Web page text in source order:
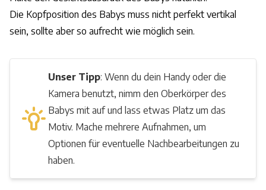
Die Kopfposition des Babys muss nicht perfekt vertikal
sein, sollte aber so aufrecht wie möglich sein.
Unser Tipp: Wenn du dein Handy oder die
Kamera benutzt, nimm den Oberkörper des
Babys mit auf und lass etwas Platz um das
Motiv. Mache mehrere Aufnahmen, um
Optionen für eventuelle Nachbearbeitungen zu
haben.